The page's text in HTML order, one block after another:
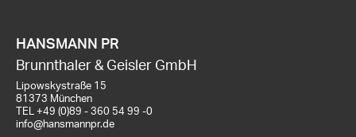
HANSMANN PR
Brunnthaler & Geisler GmbH
Lipowskystraße 15
81373 München
TEL +49 (0)89 - 360 54 99 -0
info@hansmannpr.de